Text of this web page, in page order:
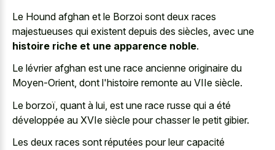
Le Hound afghan et le Borzoi sont deux races
majestueuses qui existent depuis des siècles, avec une
histoire riche et une apparence noble.
Le lévrier afghan est une race ancienne originaire du
Moyen-Orient, dont l'histoire remonte au VIIe siècle.
Le borzoï, quant à lui, est une race russe qui a été
développée au XVIe siècle pour chasser le petit gibier.
Les deux races sont réputées pour leur capacité